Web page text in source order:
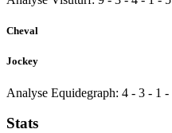
Cheval
Jockey
Analyse Equidegraph: 4 - 3 - 1 -
Stats